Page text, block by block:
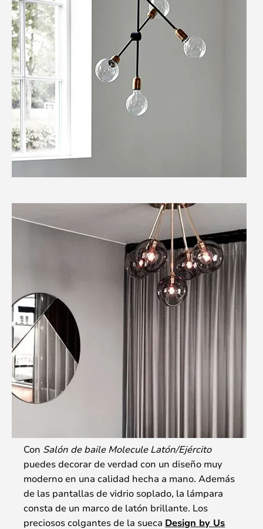
Con Salón de baile Molecule Latón/Ejército
puedes decorar de verdad con un diseño muy
moderno en una calidad hecha a mano. Además
de las pantallas de vidrio soplado, la lámpara
consta de un marco de latón brillante. Los
preciosos colgantes de la sueca Design by Us